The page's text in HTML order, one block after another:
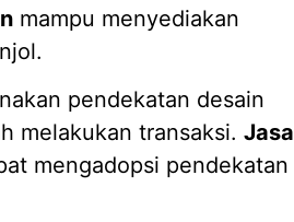
mampu menyediakan
pendekatan desain
melakukan transaksi. Jasa
mengadopsi pendekatan